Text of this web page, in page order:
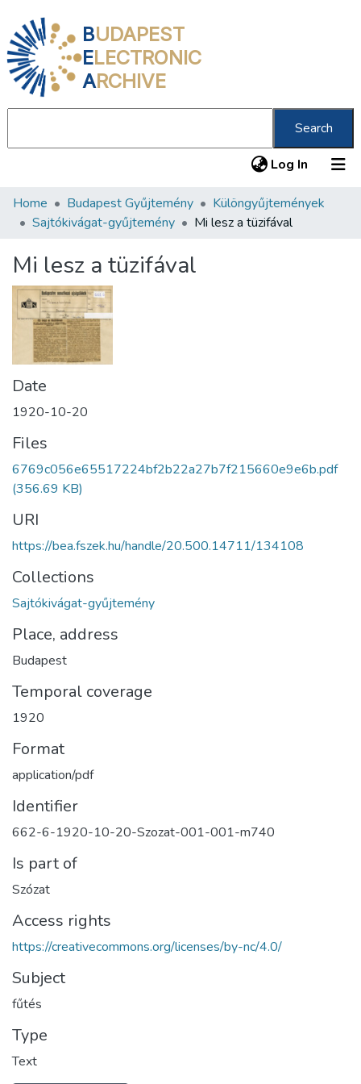
BUDAPEST
ELECTRONIC
ARCHIVE
Search
Log In (current)
Communities & Collections
Statistics
About us
Home Budapest Gyűjtemény
Különgyűjtemények
Sajtókivágat-gyűjtemény
Mi lesz a tüzifával
Mi lesz a tüzifával
Date
1920-10-20
Files
6769c056e65517224bf2b22a27b7f215660e9e6b.pdf
(356.69 KB)
URI
https://bea.fszek.hu/handle/20.500.14711/134108
Collections
Sajtókivágat-gyűjtemény
Place, address
Budapest
Temporal coverage
1920
Format
application/pdf
Identifier
662-6-1920-10-20-Szozat-001-001-m740
Is part of
Szózat
Access rights
https://creativecommons.org/licenses/by-nc/4.0/
Subject
fűtés
Type
Text